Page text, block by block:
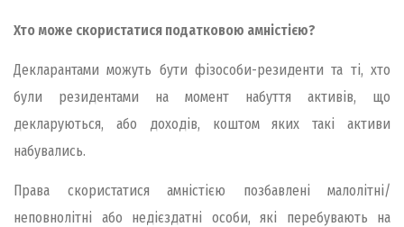
Хто може скористатися податковою амністією?
Декларантами можуть бути фізособи-резиденти та ті, хто
були резидентами на момент набуття активів, що
декларуються, або доходів, коштом яких такі активи
набувались.
Права скористатися амністією позбавлені малолітні/
неповнолітні або недієздатні особи, які перебувають на